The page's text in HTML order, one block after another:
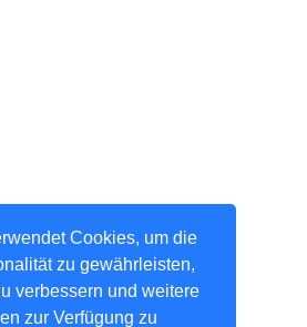
Cookies, um die
zu gewährleisten,
verbessern und weitere
zur Verfügung zu